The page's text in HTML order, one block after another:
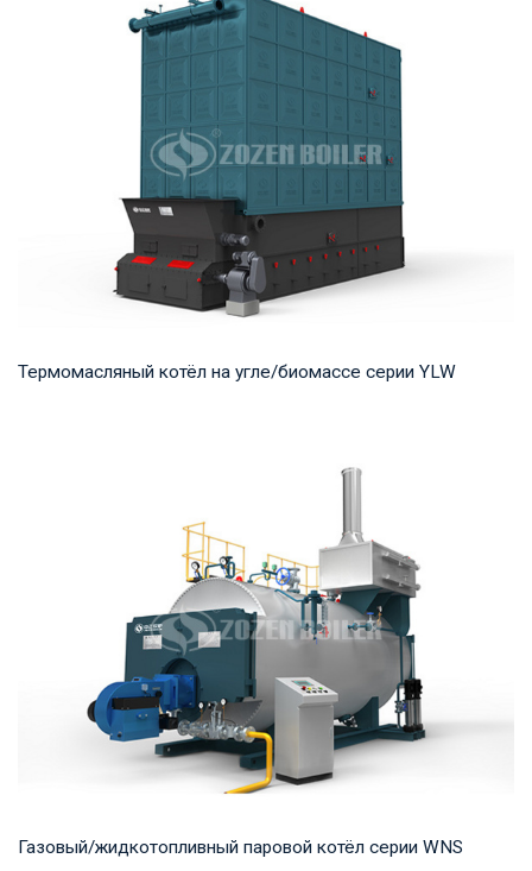
Термомасляный котёл на угле/биомассе серии YLW
мощность продукта: 1,400-29,000 кВт Температ...
Газовый/жидкотопливный паровой котёл серии WNS